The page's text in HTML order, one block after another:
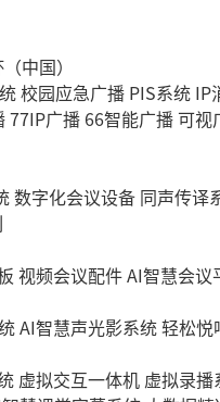
中国）
校园应急广播 PIS系统 IP
77IP广播 66智能广播 可视
数字化会议设备 同声传译
视频会议配件AI智慧会
AI智慧声光影系统轻松悦
虚拟交互一体机 虚拟录播